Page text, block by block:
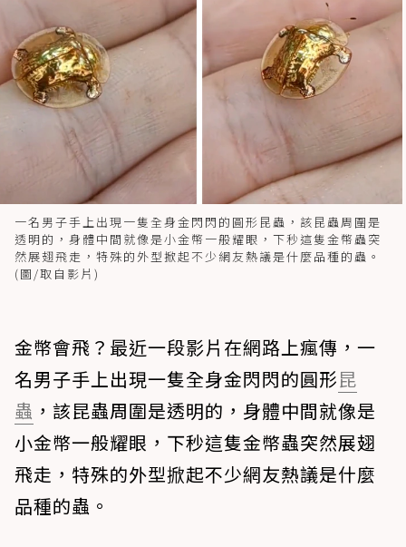
一名男子手上出現一隻全身金閃閃的圓形昆蟲，該昆蟲周圍是
透明的，身體中間就像是小金幣一般耀眼，下秒這隻金幣蟲突
然展翅飛走，特殊的外型掀起不少網友熱議是什麼品種的蟲。
(圖/取自影片)
金幣會飛？最近一段影片在網路上瘋傳，一
名男子手上出現一隻全身金閃閃的圓形昆
蟲 ，該昆蟲周圍是透明的，身體中間就像是
小金幣一般耀眼，下秒這隻金幣蟲突然展翅
飛走，特殊的外型掀起不少網友熱議是什麼
品種的蟲。